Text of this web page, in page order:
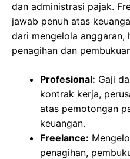
dan administrasi pajak.
jawab penuh atas
dari mengelola anggaran,
penagihan dan
Profesional: Gaji
kontrak kerja,
atas pemotongan
keuangan.
Freelance:
penagihan,